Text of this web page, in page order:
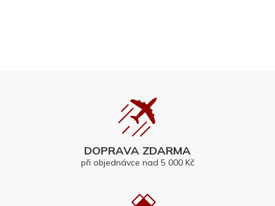
DOPRAVA ZDARMA
při objednávce nad 5 000 Kč